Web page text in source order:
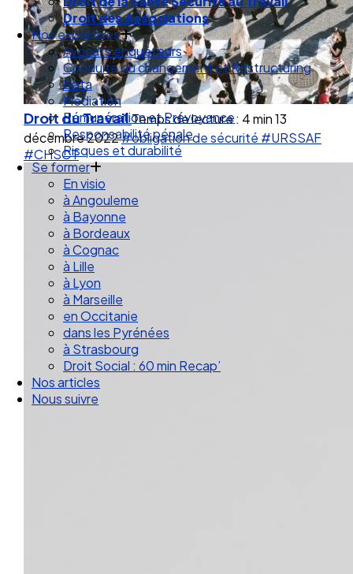
Droit des Associations
Nos expertises
Avocats enquêteurs
Conduite du changement et Restructuring
Data
Médiation
Rémunération et Prévoyance
Responsabilité pénale
Risques et durabilité
Se former
En visio
à Angouleme
à Bayonne
à Bordeaux
à Cognac
à Lille
à Lyon
à Marseille
en Occitanie
dans les Pyrénées
à Strasbourg
Droit Social : 60 min Recap’
Nos articles
Nous suivre
Droit du TravailTemps de lecture : 4 min13
décembre 2022#obligation de sécurité #URSSAF
#CHSCT